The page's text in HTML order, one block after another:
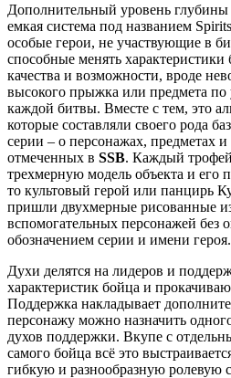
Дополнительный уровень
емкая система под названием
особые герои, не участвующие в
способные менять
качества и возможности, вроде
высокого прыжка или предмета
каждой битвы. Вместе с тем, это
которые составляли своего рода
серии – о персонажах, предметах
отмеченных в SSB. Каждый трофей
трехмерную модель объекта и его
то культовый герой или панцирь
пришли двухмерные рисованные
вспомогательных персонажей без
обозначением серии и имени героя.
Духи делятся на лидеров и
характеристик бойца и
Поддержка накладывает
персонажу можно назначить
духов поддержки. Вкупе с
самого бойца всё это
гибкую и разнообразную ролевую